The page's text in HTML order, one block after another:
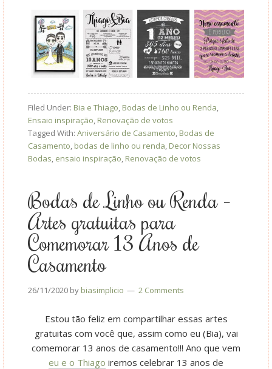
Filed Under: Bia e Thiago, Bodas de Linho ou Renda,
Ensaio inspiração, Renovação de votos
Tagged With: Aniversário de Casamento, Bodas de
Casamento, bodas de linho ou renda, Decor Nossas
Bodas, ensaio inspiração, Renovação de votos
Bodas de Linho ou Renda –
Artes gratuitas para
Comemorar 13 Anos de
Casamento
26/11/2020 by biasimplicio 2 Comments
Estou tão feliz em compartilhar essas artes
gratuitas com você que, assim como eu (Bia), vai
comemorar 13 anos de casamento!!! Ano que vem
eu e o Thiago iremos celebrar 13 anos de